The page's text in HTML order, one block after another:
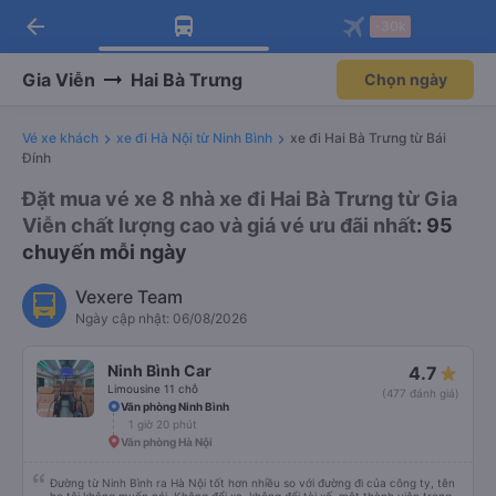
Tải app Vexere ngay!
Nhận ưu đãi thành viên độc
Mở app
Tải app Vexere
-30k/ghế khi đặt vé máy bay qua
Mở app
arrow_back
Gia Viễn Hai Bà Trưng Chọn ngày
Vé xe khách xe đi Hà Nội từ Ninh Bình
xe đi Hai Bà Trưng từ Bái
Đính
Đặt mua vé xe 8 nhà xe đi Hai Bà Trưng từ Gia
Viễn chất lượng cao và giá vé ưu đãi nhất: 95
chuyến mỗi ngày
Vexere Team
Ngày cập nhật: 06/08/2026
Ninh Bình Car
Limousine 11 chỗ
4.7
(477 đánh giá)
Văn phòng Ninh Bình
1 giờ 20 phút
Văn phòng Hà Nội
Đường từ Ninh Bình ra Hà Nội tốt hơn nhiều so với đường đi của công ty, tên